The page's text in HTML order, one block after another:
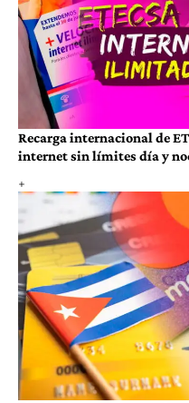
Recarga internacional de
internet sin límites día y